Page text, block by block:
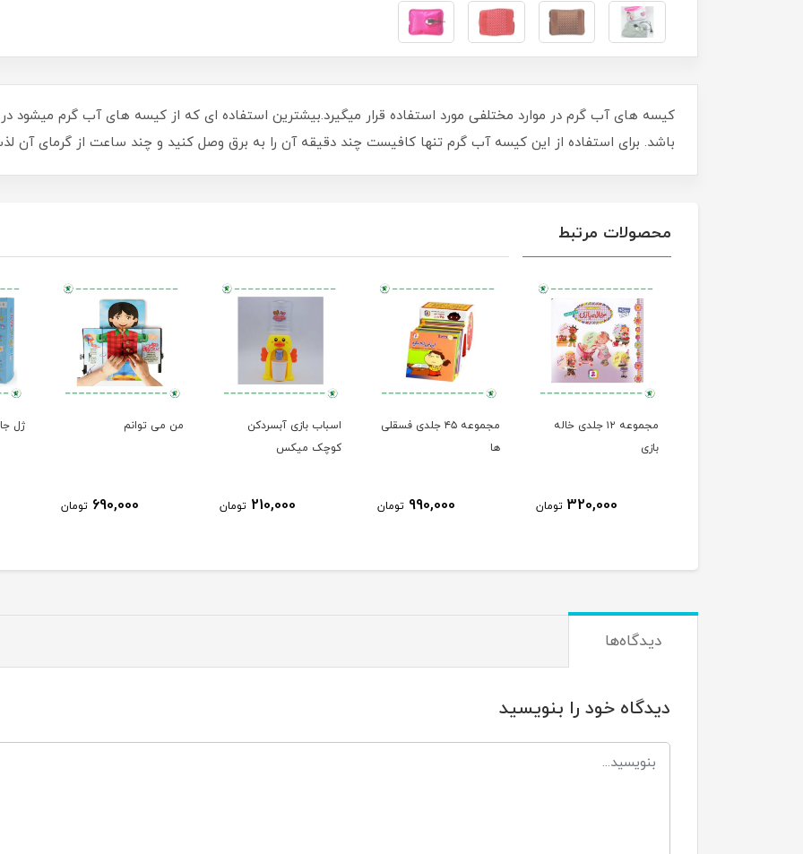
کیسه های آب گرم در موارد مختلفی مورد استفاده قرار میگیرد.بیشترین استفاده ای که از کیسه های آب گرم میشود
باشد. برای استفاده از این کیسه آب گرم تنها کافیست چند دقیقه آن را به برق وصل کنید و چند ساعت از گرمای آن
محصولات مرتبط
مجموعه ۱۲ جلدی خاله
بازی
320,000 تومان
مجموعه ۴۵ جلدی فسقلی
ها
990,000 تومان
اسباب بازی آبسردکن
کوچک میکس
210,000 تومان
من می توانم
690,000 تومان
ژل
دیدگاه‌ها
دیدگاه خود را بنویسید